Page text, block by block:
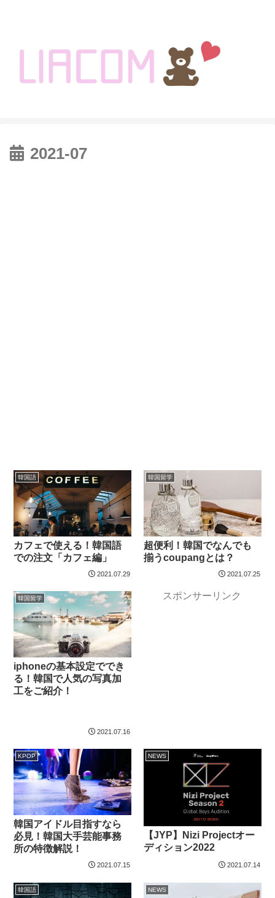
2021-07
韓国語
カフェで使える！韓国語
での注文「カフェ編」
2021.07.29
韓国留学
超便利！韓国でなんでも
揃うcoupangとは？
2021.07.25
韓国留学
iphoneの基本設定ででき
る！韓国で人気の写真加
工をご紹介！
2021.07.16
スポンサーリンク
KPOP
韓国アイドル目指すなら
必見！韓国大手芸能事務
所の特徴解説！
2021.07.15
NEWS
【JYP】Nizi Projectオー
ディション2022
2021.07.14
韓国語 NEWS